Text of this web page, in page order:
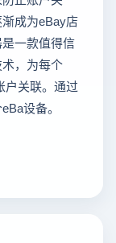
成为eBay店
一款值得信
，为每个
户关联。通过
设备。